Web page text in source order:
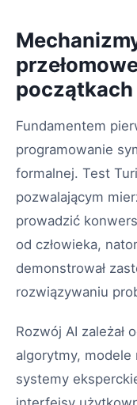
początkach
Fundamentem
programowanie
formalnej. Test
pozwalającym
prowadzić
od człowieka,
demonstrował
rozwiązywaniu
Rozwój AI zależał
algorytmy, modele
systemy